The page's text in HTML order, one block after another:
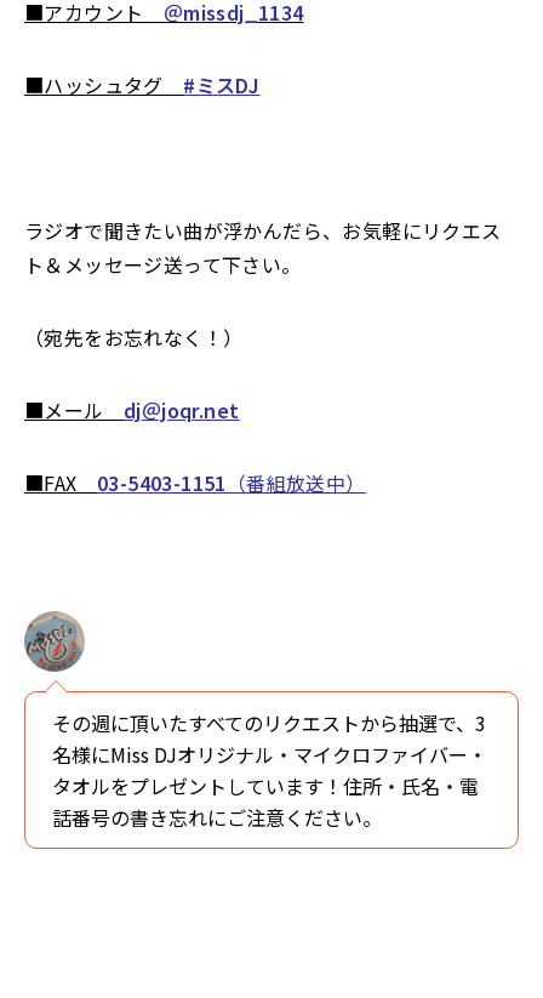
■アカウント ＠missdj_1134
■ハッシュタグ #ミスDJ
ラジオで聞きたい曲が浮かんだら、お気軽にリクエス
ト＆メッセージ送って下さい。
（宛先をお忘れなく！）
■メール dj＠joqr.net
■FAX 03-5403-1151 （番組放送中）
その週に頂いたすべてのリクエストから抽選で、3
名様にMiss DJオリジナル・マイクロファイバー・
タオルをプレゼントしています！住所・氏名・電
話番号の書き忘れにご注意ください。